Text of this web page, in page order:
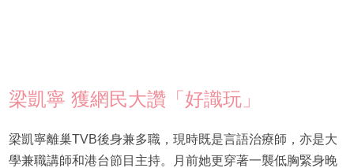
梁凱寧 獲網民大讚「好識玩」
梁凱寧離巢TVB後身兼多職，現時既是言語治療師，亦是大
學兼職講師和港台節目主持。月前她更穿著一襲低胸緊身晚